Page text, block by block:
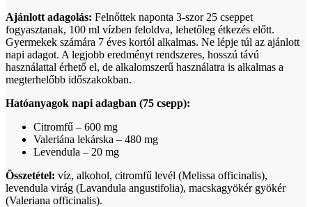
Ajánlott adagolás: Felnőttek naponta 3-szor 25 cseppet
fogyasztanak, 100 ml vízben feloldva, lehetőleg étkezés előtt.
Gyermekek számára 7 éves kortól alkalmas. Ne lépje túl az ajánlott
napi adagot. A legjobb eredményt rendszeres, hosszú távú
használattal érhető el, de alkalomszerű használatra is alkalmas a
megterhelőbb időszakokban.
Hatóanyagok napi adagban (75 csepp):
Citromfű – 600 mg
Valeriána lekárska – 480 mg
Levendula – 20 mg
Összetétel: víz, alkohol, citromfű levél (Melissa officinalis),
levendula virág (Lavandula angustifolia), macskagyökér gyökér
(Valeriana officinalis).